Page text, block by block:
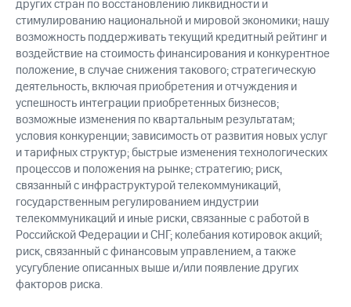
других стран по восстановлению ликвидности и
стимулированию национальной и мировой экономики; нашу
возможность поддерживать текущий кредитный рейтинг и
воздействие на стоимость финансирования и конкурентное
положение, в случае снижения такового; стратегическую
деятельность, включая приобретения и отчуждения и
успешность интеграции приобретенных бизнесов;
возможные изменения по квартальным результатам;
условия конкуренции; зависимость от развития новых услуг
и тарифных структур; быстрые изменения технологических
процессов и положения на рынке; стратегию; риск,
связанный с инфраструктурой телекоммуникаций,
государственным регулированием индустрии
телекоммуникаций и иные риски, связанные с работой в
Российской Федерации и СНГ; колебания котировок акций;
риск, связанный с финансовым управлением, а также
усугубление описанных выше и/или появление других
факторов риска.